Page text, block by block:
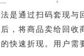
是通过扫码套现
，将商品卖给回
快速折现。用户